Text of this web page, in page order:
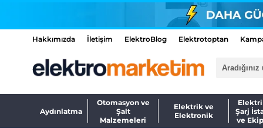
Hakkımızda İletişim ElektroBlog Elektrotoptan
Aydınlatma
Otomasyon ve
Şalt
Malzemeleri
Elektrik ve
Elektronik
Şarj
ve